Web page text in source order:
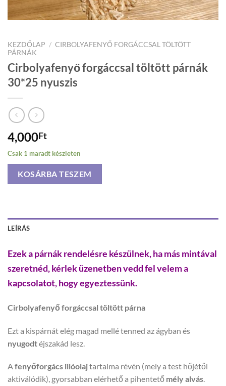
KEZDŐLAP / CIRBOLYAFENYŐ FORGÁCCSAL TÖLTÖTT
PÁRNÁK
Cirbolyafenyő forgáccsal töltött párnák
30*25 nyuszis
4,000Ft
Csak 1 maradt készleten
KOSÁRBA TESZEM
LEÍRÁS
Ezek a párnák rendelésre készülnek, ha más mintával
szeretnéd, kérlek üzenetben vedd fel velem a
kapcsolatot, hogy egyeztessünk.
Cirbolyafenyő forgáccsal töltött párna
Ezt a kispárnát elég magad mellé tenned az ágyban és
nyugodtéjszakád lesz.
Afenyőforgács illóolajtartalma révén (mely a test hőjétől
aktiválódik), gyorsabban elérhető a pihentető mélyalvás.